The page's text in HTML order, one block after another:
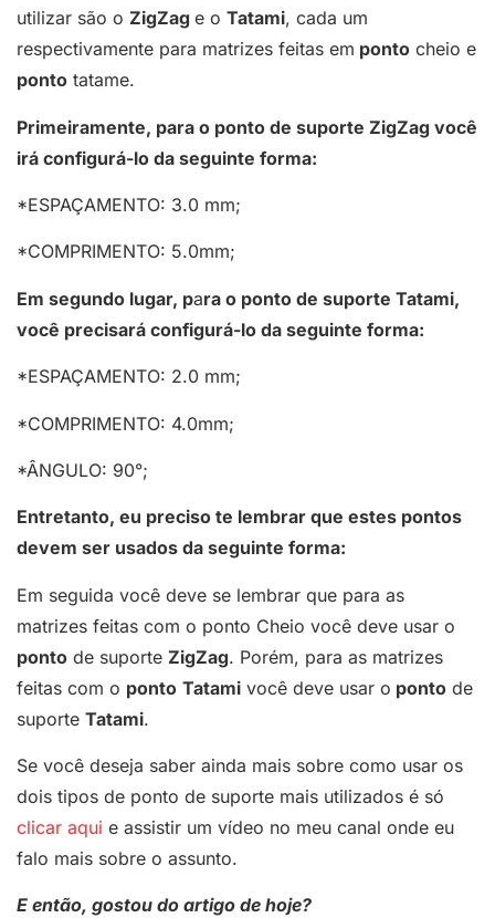
utilizar são o ZigZag e o Tatami, cada um
respectivamente para matrizes feitas em ponto cheio e
ponto tatame.
Primeiramente, para o ponto de suporte ZigZag você
irá configurá-lo da seguinte forma:
*ESPAÇAMENTO: 3.0 mm;
*COMPRIMENTO: 5.0mm;
Em segundo lugar, para o ponto de suporte Tatami,
você precisará configurá-lo da seguinte forma:
*ESPAÇAMENTO: 2.0 mm;
*COMPRIMENTO: 4.0mm;
*ÂNGULO: 90°;
Entretanto, eu preciso te lembrar que estes pontos
devem ser usados da seguinte forma:
Em seguida você deve se lembrar que para as
matrizes feitas com o ponto Cheio você deve usar o
ponto de suporte ZigZag. Porém, para as matrizes
feitas com o ponto Tatami você deve usar o ponto de
suporte Tatami.
Se você deseja saber ainda mais sobre como usar os
dois tipos de ponto de suporte mais utilizados é só
clicar aqui e assistir um vídeo no meu canal onde eu
falo mais sobre o assunto.
E então, gostou do artigo de hoje?